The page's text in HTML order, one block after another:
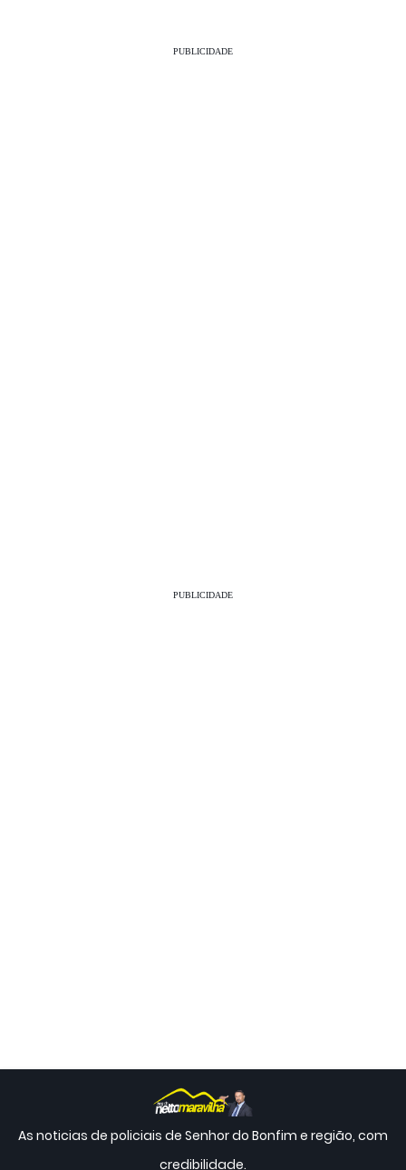
PUBLICIDADE
PUBLICIDADE
As noticias de policiais de Senhor do Bonfim e região, com
credibilidade.